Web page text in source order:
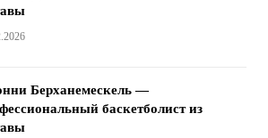
Берханемескель —
баскетболист из